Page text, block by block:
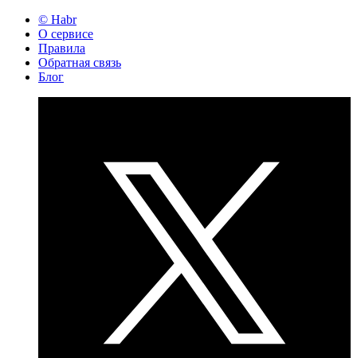
© Habr
О сервисе
Правила
Обратная связь
Блог